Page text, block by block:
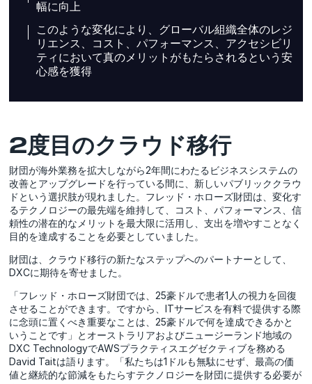
幅に向上
このような変化により、グローバル組織全体のレジ
リエンス、コスト、パフォーマンス、アクセシビリ
ティにおいて真のメリットがもたらされるという安
心感を獲得
2度目のクラウド移行
財団が海外業務を拡大しながら2年間にわたるビジネスシステムの
改善とアップグレードを行っている間に、新しいパブリッククラウ
ドという選択肢が現れました。フレッド・ホローズ財団は、変化す
るテクノロジーの最先端を維持して、コスト、パフォーマンス、信
頼性の潜在的なメリットを最大限に活用し、支出を増やすことなく
目的を達成することを必要としていました。
財団は、クラウド移行の新たなステップへのパートナーとして、
DXCに期待を寄せました。
「フレッド・ホローズ財団では、25豪ドルで患者1人の視力を回復
させることができます。ですから、ITサービスを有料で提供する際
に念頭に置くべき重要なことは、25豪ドルで何を達成できるかと
いうことです」とオーストラリアおよびニュージーランド地域の
DXC TechnologyでAWSプラクティスエグゼクティブを務める
David Taitは語ります。「私たちは1ドルも無駄にせず、最高の価
値と継続的な節減をもたらすテクノロジーを財団に提供する必要が